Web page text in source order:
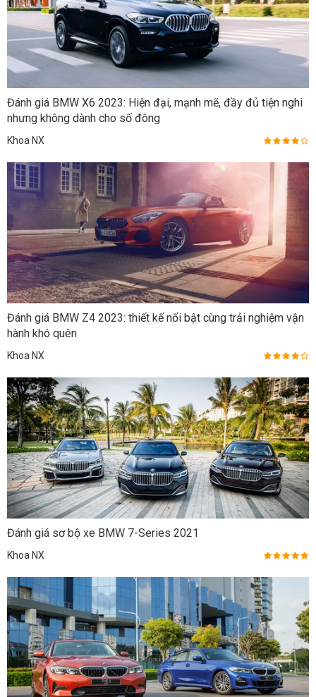
Đánh giá BMW X6 2023: Hiện đại, mạnh mẽ, đầy đủ tiện nghi
nhưng không dành cho số đông
Khoa NX
Đánh giá BMW Z4 2023: thiết kế nổi bật cùng trải nghiệm vận
hành khó quên
Khoa NX
Đánh giá sơ bộ xe BMW 7-Series 2021
Khoa NX